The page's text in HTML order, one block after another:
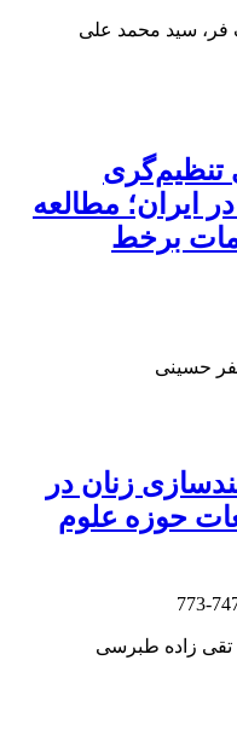
فر، سید محمد علی
تنظیم‌گری
ایران؛ مطالعه‌
برخط
حسینی
زنان در
حوزه علوم
747-
تقی زاده طبرسی